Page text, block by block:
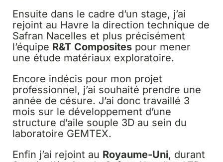
Ensuite dans le cadre d’un stage, j’ai
rejoint au Havre la direction technique de
Safran Nacelles et plus précisément
l’équipe R&T Composites pour mener
une étude matériaux exploratoire.
Encore indécis pour mon projet
professionnel, j’ai souhaité prendre une
année de césure. J’ai donc travaillé 3
mois sur le développement d’une
structure d’aile souple 3D au sein du
laboratoire GEMTEX.
Enfin j’ai rejoint au Royaume-Uni, durant